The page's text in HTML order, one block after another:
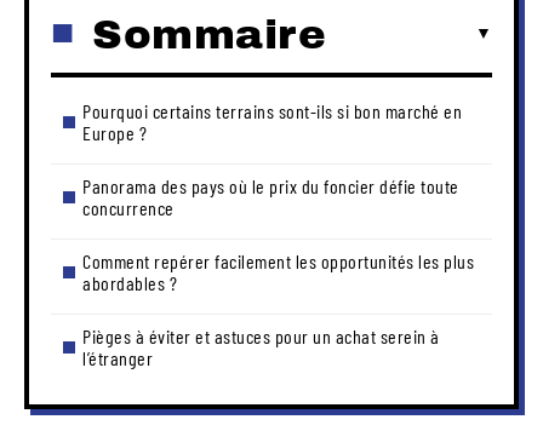
Sommaire
Pourquoi certains terrains sont-ils si bon marché en
Europe ?
Panorama des pays où le prix du foncier défie toute
concurrence
Comment repérer facilement les opportunités les plus
abordables ?
Pièges à éviter et astuces pour un achat serein à
l’étranger